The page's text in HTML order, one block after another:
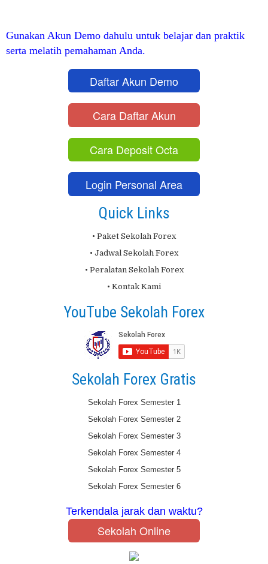
Gunakan Akun Demo dahulu untuk belajar dan praktik
serta melatih pemahaman Anda.
Daftar Akun Demo
Cara Daftar Akun
Cara Deposit Octa
Login Personal Area
Quick Links
• Paket Sekolah Forex
• Jadwal Sekolah Forex
• Peralatan Sekolah Forex
• Kontak Kami
YouTube Sekolah Forex
Sekolah Forex Gratis
Sekolah Forex Semester 1
Sekolah Forex Semester 2
Sekolah Forex Semester 3
Sekolah Forex Semester 4
Sekolah Forex Semester 5
Sekolah Forex Semester 6
Terkendala jarak dan waktu?
Sekolah Online